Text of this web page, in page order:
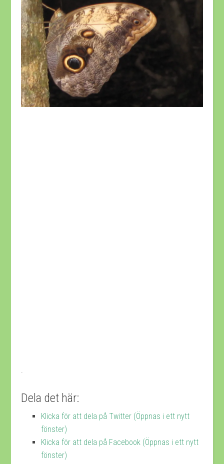
Dela det här:
Klicka för att dela på Twitter (Öppnas i ett nytt
fönster)
Klicka för att dela på Facebook (Öppnas i ett nytt
fönster)